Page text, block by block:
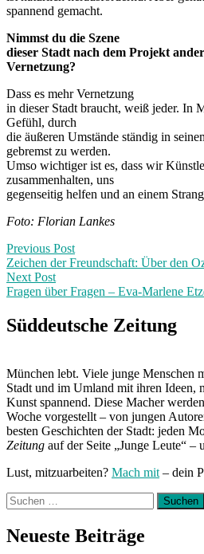
spannend gemacht.
Nimmst du die Szene
dieser Stadt nach dem Projekt
Vernetzung?
Dass es mehr Vernetzung
in dieser Stadt braucht, weiß jeder. In
Gefühl, durch
die äußeren Umstände ständig in
gebremst zu werden.
Umso wichtiger ist es, dass wir
zusammenhalten, uns
gegenseitig helfen und an einem
Foto: Florian Lankes
Post
navigation
Previous PostPrevious
post:
Zeichen der Freundschaft: Über den
Next Post
Fragen über Fragen – Eva-Marlene
Post:
Süddeutsche Zeitung
München lebt. Viele junge Menschen
Stadt und im Umland mit ihren Ideen,
Kunst spannend. Diese Macher
Woche vorgestellt – von jungen
besten Geschichten der Stadt: jeden
Zeitung auf der Seite „Junge Leute“ –
Lust, mitzuarbeiten? Mach mit – dein
Suchen
nach:
Neueste Beiträge